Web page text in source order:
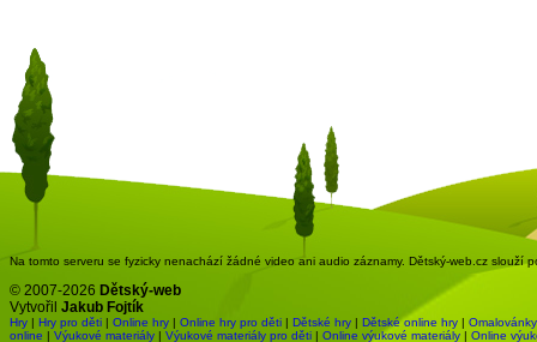
Na tomto serveru se fyzicky nenachází žádné video ani audio záznamy. Dětský-web.cz slouží
© 2007-2026 Dětský-web
Vytvořil Jakub Fojtík
Hry | Hry pro děti | Online hry | Online hry pro děti | Dětské hry | Dětské online hry | Omalovánky
online | Výukové materiály | Výukové materiály pro děti | Online výukové materiály | Online